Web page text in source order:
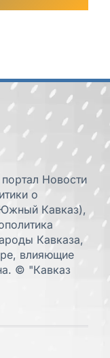
Новости
о
Кавказ),
Кавказа,
влияющие
© "Кавказ